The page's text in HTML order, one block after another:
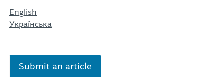
English
Українська
Submit an article